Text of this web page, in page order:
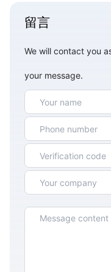
留言
We will contact you
your message.